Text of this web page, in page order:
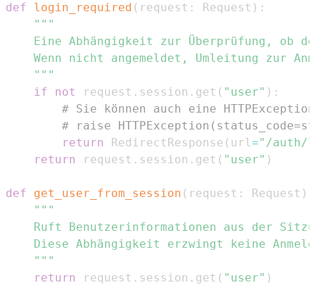
def login_required ( request : Request ) :
    """
if
not request . session . get ( "user" ) :
# Sie können auch eine
# raise
return
RedirectResponse ( url="/auth/
return
request . session . get ( "user" )
def get_user_from_session ( request : Request )
    """
return
request . session . get ( "user" )